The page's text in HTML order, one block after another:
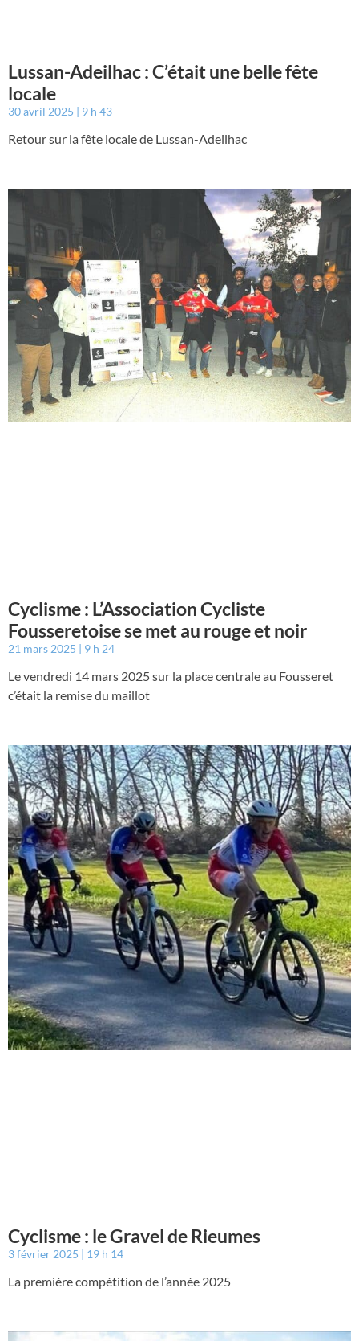
Lussan-Adeilhac : C’était une belle fête
locale
30 avril 2025 9 h 43
Retour sur la fête locale de Lussan-Adeilhac
Cyclisme : L’Association Cycliste
Fousseretoise se met au rouge et noir
21 mars 2025 9 h 24
Le vendredi 14 mars 2025 sur la place centrale au Fousseret
c’était la remise du maillot
Cyclisme : le Gravel de Rieumes
3 février 2025 19 h 14
La première compétition de l’année 2025